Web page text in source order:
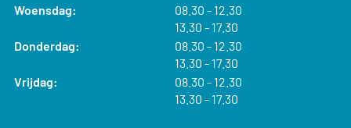
Woensdag:
08.30 tot
- 12.30
13.30 tot
- 17.30
Donderdag:
08.30 tot
- 12.30
13.30 tot
- 17.30
Vrijdag:
08.30 tot
- 12.30
13.30 tot
- 17.30